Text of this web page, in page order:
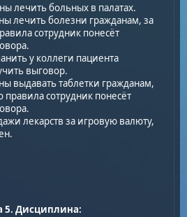
лечить больных в палатах.
лечить болезни гражданам, за
сотрудник понесёт
у коллеги пациента
выговор.
выдавать таблетки гражданам,
сотрудник понесёт
лекарств за игровую валюту,
5. Дисциплина: